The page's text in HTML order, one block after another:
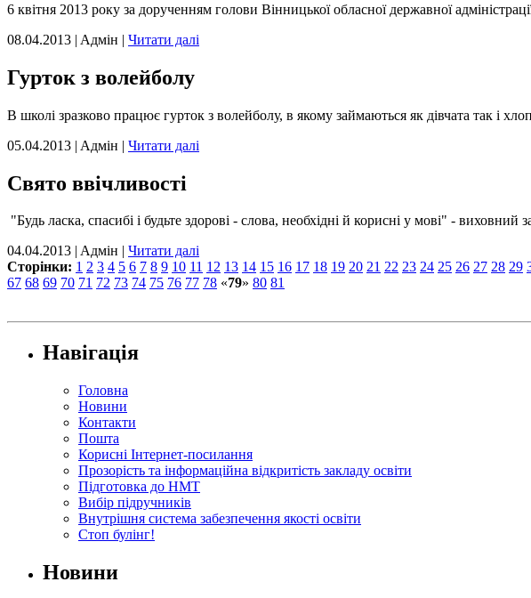
6 квітня 2013 року за дорученням голови Вінницької обласної державної
08.04.2013 | Aдмін | Читати далі
Гурток з волейболу
В школі зразково працює гурток з волейболу, в якому займаються як дівчата так і
05.04.2013 | Aдмін | Читати далі
Свято ввічливості
"Будь ласка, спасибі і будьте здорові - слова, необхідні й корисні у мові" -
04.04.2013 | Aдмін | Читати далі
Сторінки: 1 2 3 4 5 6 7 8 9 10 11 12 13 14 15 16 17 18 19 20 21 22 23 24 25 26 27 28 29
67 68 69 70 71 72 73 74 75 76 77 78 «79» 80 81
Навігація
Головна
Новини
Контакти
Пошта
Корисні Інтернет-посилання
Прозорість та інформаційна відкритість закладу освіти
Підготовка до НМТ
Вибір підручників
Внутрішня система забезпечення якості освіти
Стоп булінг!
Новини